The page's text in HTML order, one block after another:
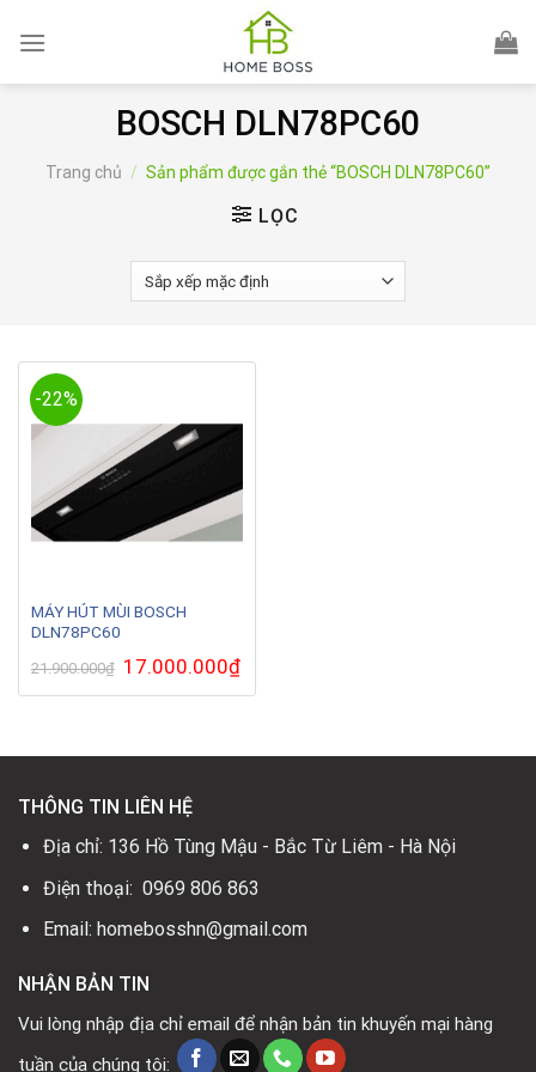
BOSCH DLN78PC60
Trang chủ / Sản phẩm được gắn thẻ “BOSCH DLN78PC60”
LỌC
-22%
MÁY HÚT MÙI BOSCH
DLN78PC60
21.900.000₫ Giá
gốc
là:
17.000.000₫Giá
hiện
tại
THÔNG TIN LIÊN HỆ
Địa chỉ: 136 Hồ Tùng Mậu - Bắc Từ Liêm - Hà Nội
Điện thoại: 0969 806 863
Email: homebosshn@gmail.com
NHẬN BẢN TIN
Vui lòng nhập địa chỉ email để nhận bản tin khuyến mại hàng
tuần của chúng tôi: